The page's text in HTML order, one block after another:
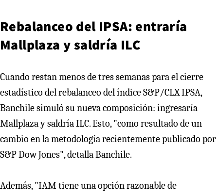
Rebalanceo del IPSA: entraría
Mallplaza y saldría ILC
Cuando restan menos de tres semanas para el cierre
estadístico del rebalanceo del índice S&P/CLX IPSA,
Banchile simuló su nueva composición: ingresaría
Mallplaza y saldría ILC. Esto, "como resultado de un
cambio en la metodología recientemente publicado por
S&P Dow Jones", detalla Banchile.
Además, "IAM tiene una opción razonable de